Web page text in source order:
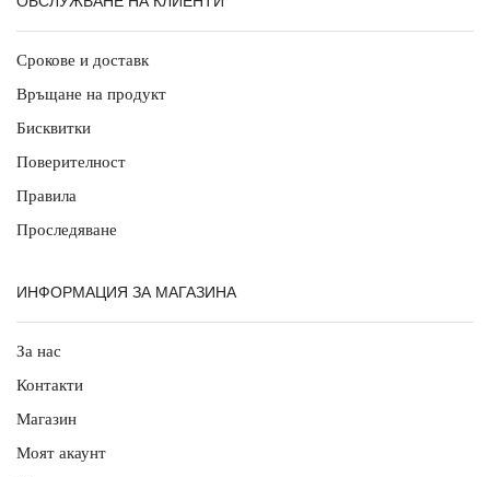
Срокове и доставк
Връщане на продукт
Бисквитки
Поверителност
Правила
Проследяване
ИНФОРМАЦИЯ ЗА МАГАЗИНА
За нас
Контакти
Магазин
Моят акаунт